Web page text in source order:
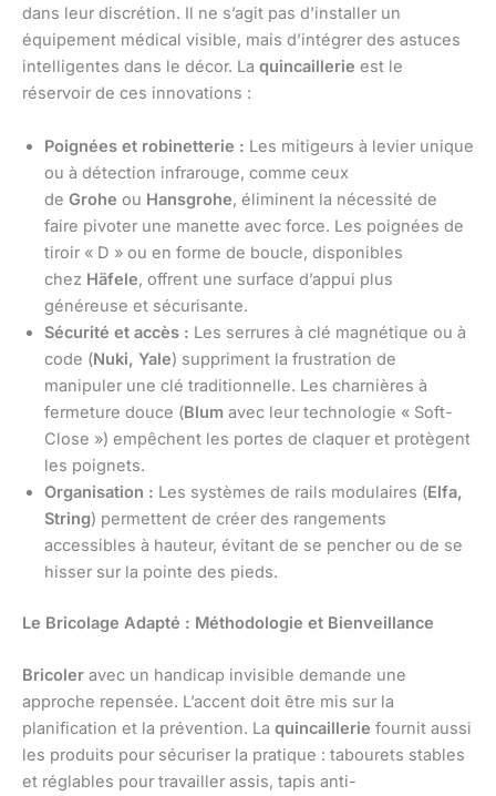
dans leur discrétion. Il ne s’agit pas d’installer un
équipement médical visible, mais d’intégrer des astuces
intelligentes dans le décor. La quincaillerie est le
réservoir de ces innovations :
Poignées et robinetterie : Les mitigeurs à levier unique
ou à détection infrarouge, comme ceux
de Grohe ou Hansgrohe, éliminent la nécessité de
faire pivoter une manette avec force. Les poignées de
tiroir « D » ou en forme de boucle, disponibles
chez Häfele, offrent une surface d’appui plus
généreuse et sécurisante.
Sécurité et accès : Les serrures à clé magnétique ou à
code (Nuki, Yale) suppriment la frustration de
manipuler une clé traditionnelle. Les charnières à
fermeture douce (Blum avec leur technologie « Soft-
Close ») empêchent les portes de claquer et protègent
les poignets.
Organisation : Les systèmes de rails modulaires (Elfa,
String) permettent de créer des rangements
accessibles à hauteur, évitant de se pencher ou de se
hisser sur la pointe des pieds.
Le Bricolage Adapté : Méthodologie et Bienveillance
Bricoler avec un handicap invisible demande une
approche repensée. L’accent doit être mis sur la
planification et la prévention. La quincaillerie fournit aussi
les produits pour sécuriser la pratique : tabourets stables
et réglables pour travailler assis, tapis anti-